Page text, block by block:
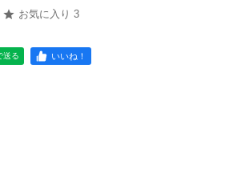
お気に入り 3
送る いいね！